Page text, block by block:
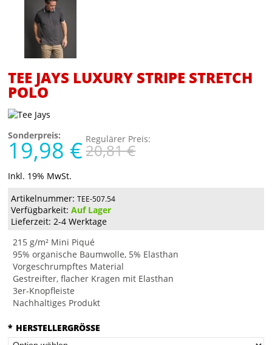
TEE JAYS LUXURY STRIPE STRETCH
POLO
Sonderpreis:
19,98 € Regulärer Preis:
20,81 €
Inkl. 19% MwSt.
Artikelnummer: TEE-507.54
Verfügbarkeit:Auf Lager
Lieferzeit: 2-4 Werktage
215 g/m² Mini Piqué
95% organische Baumwolle, 5% Elasthan
Vorgeschrumpftes Material
Gestreifter, flacher Kragen mit Elasthan
3er-Knopfleiste
Nachhaltiges Produkt
* HERSTELLERGRÖSSE